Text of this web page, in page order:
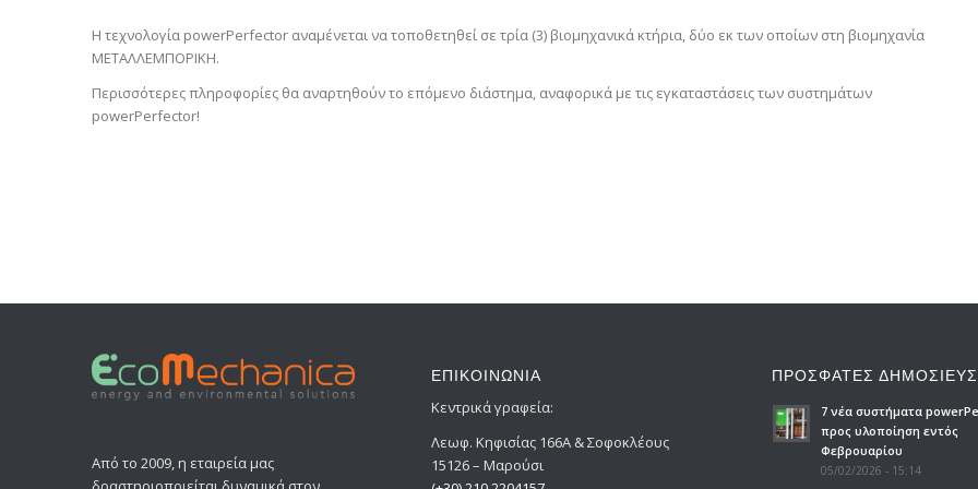
H τεχνολογία powerPerfector αναμένεται να τοποθετηθεί σε τρία (3) βιομηχανικά κτήρια, δύο εκ των οποίων στη βιομηχανία
ΜΕΤΑΛΛΕΜΠΟΡΙΚΗ.
Περισσότερες πληροφορίες θα αναρτηθούν το επόμενο διάστημα, αναφορικά με τις εγκαταστάσεις των συστημάτων
powerPerfector!
Από το 2009, η εταιρεία μας
ΕΠΙΚΟΙΝΩΝΙΑ
Κεντρικά γραφεία:
Λεωφ. Κηφισίας 166Α & Σοφοκλέους
15126 – Μαρούσι
ΠΡΟΣΦΑΤΕΣ
7 νέα συστήματα
προς υλοποίηση εντός
Φεβρουαρίου
05/02/2026 - 15:14